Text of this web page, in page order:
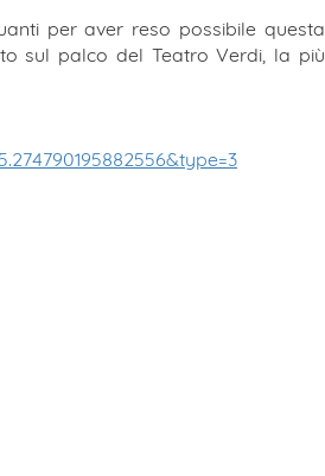
per aver reso possibile questa
sul palco del Teatro Verdi, la più